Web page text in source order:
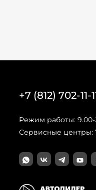
+7 (812) 702-11-
Режим работы: 9.00-
Сервисные центры: